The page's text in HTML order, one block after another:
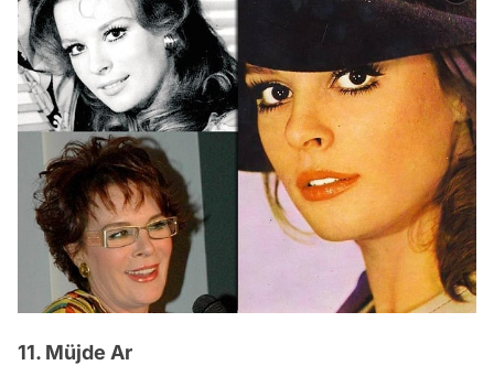
11. Müjde Ar